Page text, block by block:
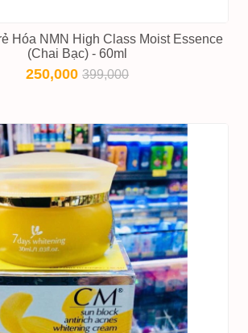
Hóa NMN High Class Moist Essence
(Chai Bạc) - 60ml
250,000399,000